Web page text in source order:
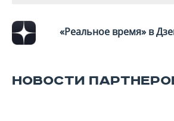
«Реальное время» в
НОВОСТИ